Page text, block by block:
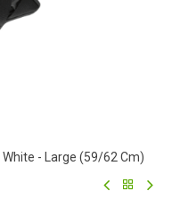
- Large (59/62 Cm)